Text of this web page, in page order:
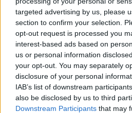
targeted advertising by us, please
section to confirm your selection.
opt-out request is processed you
interest-based ads based on
us or personal information
your opt-out. You may separately
disclosure of your personal
IAB’s list of downstream
also be disclosed by us to third
Downstream Participants that may
crear nuevos centros de
Para que la ciudadanía
proyectos que trata de
ha recalcado que “un 20%
Atención Primaria no van a
acudir a la consulta
Julián Ordóñez,
UGT, ha comentado las
tienen sobre la